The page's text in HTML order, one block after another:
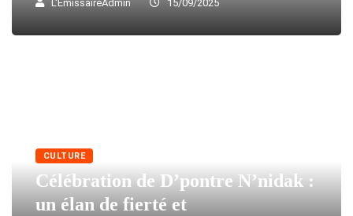
L'EmissaireAdmin 15/09/2025
CULTURE
Célébration de D’pontre N’nidak :
un élan de fierté et